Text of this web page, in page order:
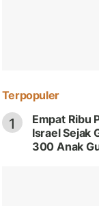
Terpopuler
1
Empat Ribu
Israel Sejak
300 Anak